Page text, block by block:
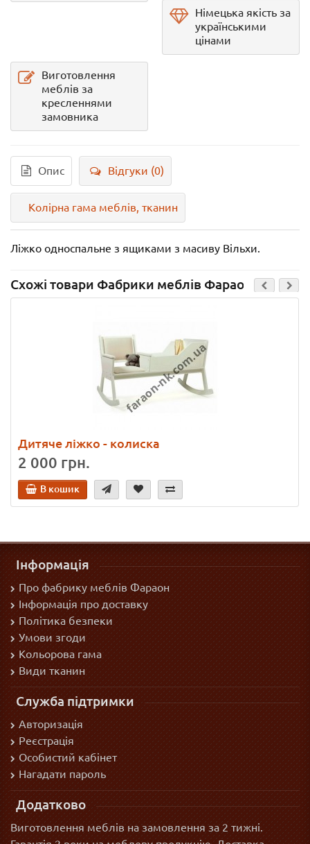
Німецька якість за
українськими
цінами
Виготовлення
меблів за
кресленнями
замовника
Опис Відгуки (0)
Колірна гама меблів, тканин
Ліжко односпальне з ящиками з масиву Вільхи.
Схожі товари Фабрики меблів Фараон
Дитяче ліжко - колиска
2 000 грн.
В кошик
Інформація
Про фабрику меблів Фараон
Інформація про доставку
Політика безпеки
Умови згоди
Кольорова гама
Види тканин
Служба підтримки
Авторизація
Реєстрація
Особистий кабінет
Нагадати пароль
Додатково
Виготовлення меблів на замовлення за 2 тижні.